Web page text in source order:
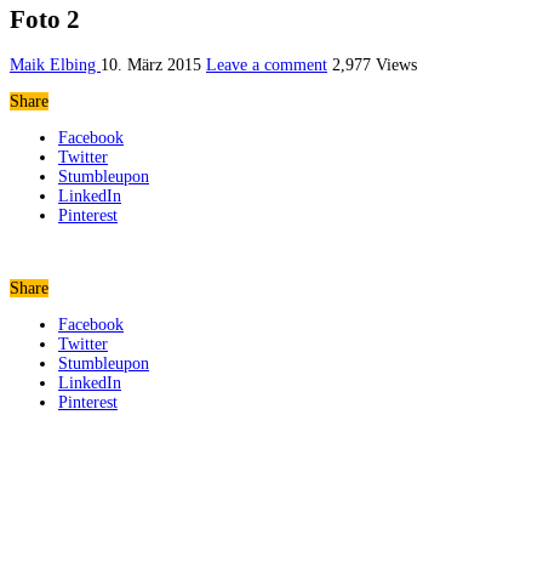
Foto 2
Maik Elbing 10. März 2015 Leave a comment 2,977 Views
Share
Facebook
Twitter
Stumbleupon
LinkedIn
Pinterest
Share
Facebook
Twitter
Stumbleupon
LinkedIn
Pinterest